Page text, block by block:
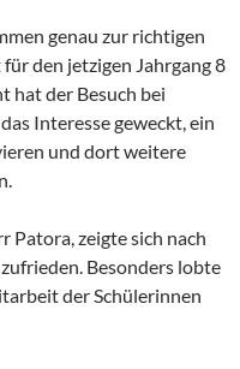
genau zur richtigen
den jetzigen Jahrgang 8
hat der Besuch bei
Interesse geweckt, ein
und dort weitere
Patora, zeigte sich nach
Besonders lobte
der Schülerinnen